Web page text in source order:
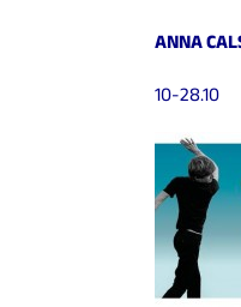
ANNA
10-28.10